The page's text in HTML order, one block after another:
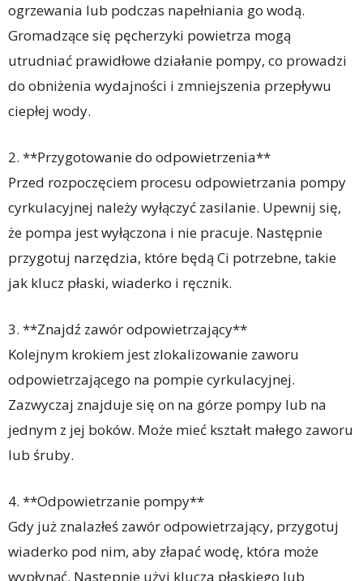
ogrzewania lub podczas napełniania go wodą.
Gromadzące się pęcherzyki powietrza mogą
utrudniać prawidłowe działanie pompy, co prowadzi
do obniżenia wydajności i zmniejszenia przepływu
ciepłej wody.
2. **Przygotowanie do odpowietrzenia**
Przed rozpoczęciem procesu odpowietrzania pompy
cyrkulacyjnej należy wyłączyć zasilanie. Upewnij się,
że pompa jest wyłączona i nie pracuje. Następnie
przygotuj narzędzia, które będą Ci potrzebne, takie
jak klucz płaski, wiaderko i ręcznik.
3. **Znajdź zawór odpowietrzający**
Kolejnym krokiem jest zlokalizowanie zaworu
odpowietrzającego na pompie cyrkulacyjnej.
Zazwyczaj znajduje się on na górze pompy lub na
jednym z jej boków. Może mieć kształt małego zaworu
lub śruby.
4. **Odpowietrzanie pompy**
Gdy już znalazłeś zawór odpowietrzający, przygotuj
wiaderko pod nim, aby złapać wodę, która może
wypłynąć. Następnie użyj klucza płaskiego lub